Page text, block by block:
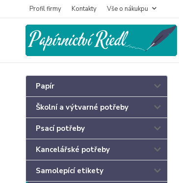
Profil firmy Kontakty Vše o nákukpu
Papír
Školní a výtvarné potřeby
Psací potřeby
Kancelářské potřeby
Samolepící etikety